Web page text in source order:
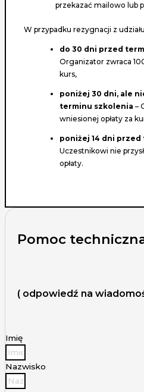
przekazać mailowo lub
W przypadku rezygnacji z
do 30 dni przed
Organizator zwraca
kurs,
poniżej 30 dni, ale
terminu szkolenia –
wniesionej opłaty za
poniżej 14 dni
Uczestnikowi nie
opłaty.
Pomoc
( odpowiedź na
Imię
Nazwisko